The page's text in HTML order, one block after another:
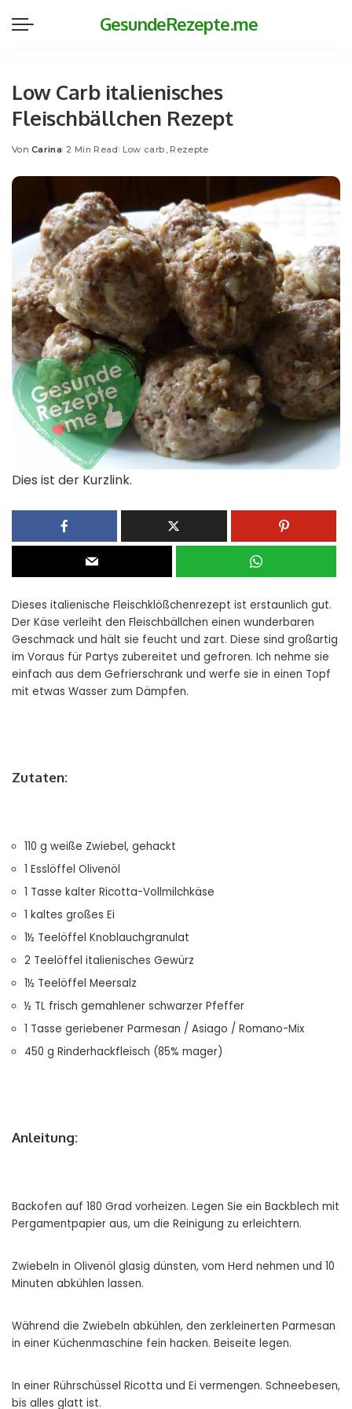
GesundeRezepte.me
Low Carb italienisches
Fleischbällchen Rezept
Posted
Von Carina 2 Min Read Low carb Rezepte
Dies ist der Kurzlink.
Dieses italienische Fleischklößchenrezept ist erstaunlich gut.
Der Käse verleiht den Fleischbällchen einen wunderbaren
Geschmack und hält sie feucht und zart. Diese sind großartig
im Voraus für Partys zubereitet und gefroren. Ich nehme sie
einfach aus dem Gefrierschrank und werfe sie in einen Topf
mit etwas Wasser zum Dämpfen.
Zutaten:
110 g weiße Zwiebel, gehackt
1 Esslöffel Olivenöl
1 Tasse kalter Ricotta-Vollmilchkäse
1 kaltes großes Ei
1½ Teelöffel Knoblauchgranulat
2 Teelöffel italienisches Gewürz
1½ Teelöffel Meersalz
½ TL frisch gemahlener schwarzer Pfeffer
1 Tasse geriebener Parmesan / Asiago / Romano-Mix
450 g Rinderhackfleisch (85% mager)
Anleitung:
Backofen auf 180 Grad vorheizen. Legen Sie ein Backblech mit
Pergamentpapier aus, um die Reinigung zu erleichtern.
Zwiebeln in Olivenöl glasig dünsten, vom Herd nehmen und 10
Minuten abkühlen lassen.
Während die Zwiebeln abkühlen, den zerkleinerten Parmesan
in einer Küchenmaschine fein hacken. Beiseite legen.
In einer Rührschüssel Ricotta und Ei vermengen. Schneebesen,
bis alles glatt ist.